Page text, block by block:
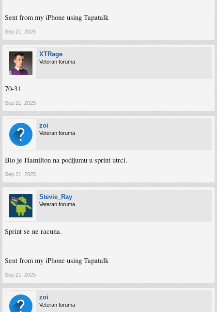
Sent from my iPhone using Tapatalk
Sep 21, 2025
XTRage
Veteran foruma
70-31
Sep 21, 2025
zoi
Veteran foruma
Bio je Hamilton na podijumu u sprint utrci.
Sep 21, 2025
Stevie_Ray
Veteran foruma
Sprint se ne racuna.
Sent from my iPhone using Tapatalk
Sep 21, 2025
zoi
Veteran foruma